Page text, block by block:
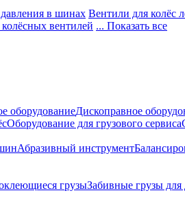
в шинах Вентили для колёс
вентилей ... Показать все
оборудованиеДископравное
Оборудование для грузового сервиса
Абразивный инструмент
грузыЗабивные грузы для